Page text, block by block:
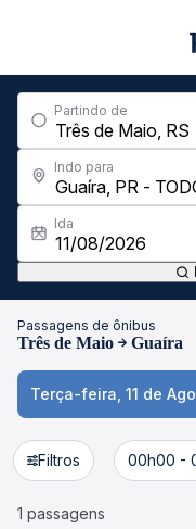
Partindo de
Indo para
Ida
Passagens de ônibus
Três de Maio Guaíra
Terça-feira, 11 de
Filtros 00h00 -
1 passagens